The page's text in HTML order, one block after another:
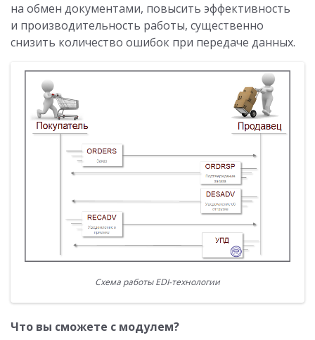
на обмен документами, повысить эффективность
и производительность работы, существенно
снизить количество ошибок при передаче данных.
Схема работы EDI-технологии
Что вы сможете с модулем?